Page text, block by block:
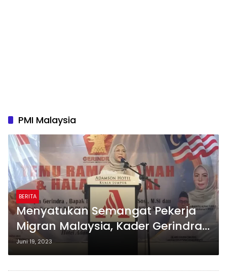
PMI Malaysia
BERITA
Menyatukan Semangat Pekerja
Migran Malaysia, Kader Gerindra
Ajak Bersama-Sama Dukung
Prabowo sebagai Calon Presiden
2024
Juni 19, 2023